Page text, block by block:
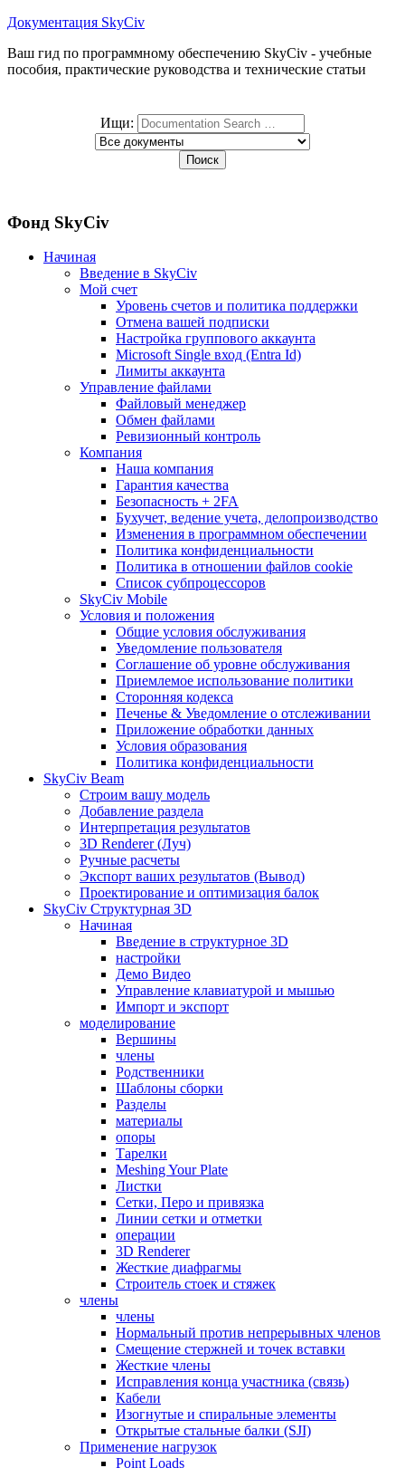
Документация SkyCiv
Ваш гид по программному обеспечению SkyCiv - учебные
пособия, практические руководства и технические статьи
Ищи:
Фонд SkyCiv
Начиная
Введение в SkyCiv
Мой счет
Уровень счетов и политика поддержки
Отмена вашей подписки
Настройка группового аккаунта
Microsoft Single вход (Entra Id)
Лимиты аккаунта
Управление файлами
Файловый менеджер
Обмен файлами
Ревизионный контроль
Компания
Наша компания
Гарантия качества
Безопасность + 2FA
Бухучет, ведение учета, делопроизводство
Изменения в программном обеспечении
Политика конфиденциальности
Политика в отношении файлов cookie
Список субпроцессоров
SkyCiv Mobile
Условия и положения
Общие условия обслуживания
Уведомление пользователя
Соглашение об уровне обслуживания
Приемлемое использование политики
Сторонняя кодекса
Печенье & Уведомление о отслеживании
Приложение обработки данных
Условия образования
Политика конфиденциальности
SkyCiv Beam
Строим вашу модель
Добавление раздела
Интерпретация результатов
3D Renderer (Луч)
Ручные расчеты
Экспорт ваших результатов (Вывод)
Проектирование и оптимизация балок
SkyCiv Структурная 3D
Начиная
Введение в структурное 3D
настройки
Демо Видео
Управление клавиатурой и мышью
Импорт и экспорт
моделирование
Вершины
члены
Родственники
Шаблоны сборки
Разделы
материалы
опоры
Тарелки
Meshing Your Plate
Листки
Сетки, Перо и привязка
Линии сетки и отметки
операции
3D Renderer
Жесткие диафрагмы
Строитель стоек и стяжек
члены
члены
Нормальный против непрерывных членов
Смещение стержней и точек вставки
Жесткие члены
Исправления конца участника (связь)
Кабели
Изогнутые и спиральные элементы
Открытые стальные балки (SJI)
Применение нагрузок
Point Loads